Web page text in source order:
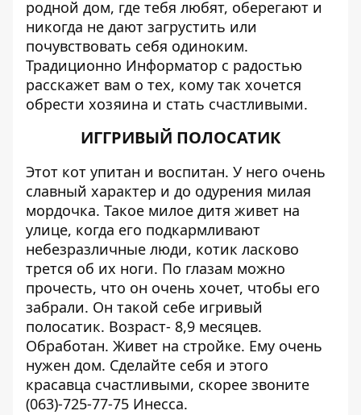
родной дом, где тебя любят, оберегают и
никогда не дают загрустить или
почувствовать себя одиноким.
Традиционно Информатор с радостью
расскажет вам о тех, кому так хочется
обрести хозяина и стать счастливыми.
ИГГРИВЫЙ ПОЛОСАТИК
Этот кот упитан и воспитан. У него очень
славный характер и до одурения милая
мордочка. Такое милое дитя живет на
улице, когда его подкармливают
небезразличные люди, котик ласково
трется об их ноги. По глазам можно
прочесть, что он очень хочет, чтобы его
забрали. Он такой себе игривый
полосатик. Возраст- 8,9 месяцев.
Обработан. Живет на стройке. Ему очень
нужен дом. Сделайте себя и этого
красавца счастливыми, скорее звоните
(063)-725-77-75 Инесса.